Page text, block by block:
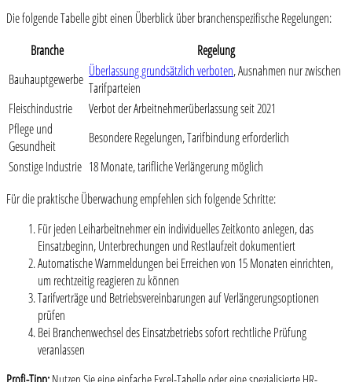
Die folgende Tabelle gibt einen Überblick über branchenspezifische Regelungen:
Branche
Regelung
Bauhauptgewerbe Überlassung grundsätzlich verboten, Ausnahmen nur zwischen
Tarifparteien
Fleischindustrie
Verbot der Arbeitnehmerüberlassung seit 2021
Pflege und
Gesundheit
Besondere Regelungen, Tarifbindung erforderlich
Sonstige Industrie 18 Monate, tarifliche Verlängerung möglich
Für die praktische Überwachung empfehlen sich folgende Schritte:
Für jeden Leiharbeitnehmer ein individuelles Zeitkonto anlegen, das
Einsatzbeginn, Unterbrechungen und Restlaufzeit dokumentiert
Automatische Warnmeldungen bei Erreichen von 15 Monaten einrichten,
um rechtzeitig reagieren zu können
Tarifverträge und Betriebsvereinbarungen auf Verlängerungsoptionen
prüfen
Bei Branchenwechsel des Einsatzbetriebs sofort rechtliche Prüfung
veranlassen